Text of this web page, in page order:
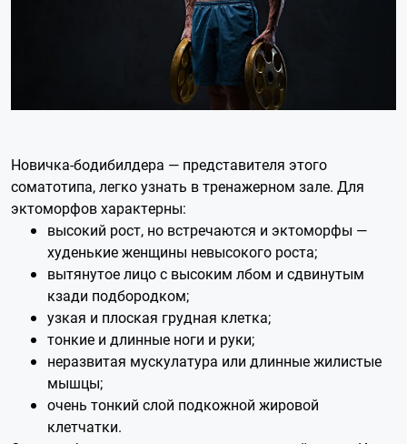
Новичка-бодибилдера — представителя этого
соматотипа, легко узнать в тренажерном зале. Для
эктоморфов характерны:
высокий рост, но встречаются и эктоморфы —
худенькие женщины невысокого роста;
вытянутое лицо с высоким лбом и сдвинутым
кзади подбородком;
узкая и плоская грудная клетка;
тонкие и длинные ноги и руки;
неразвитая мускулатура или длинные жилистые
мышцы;
очень тонкий слой подкожной жировой
клетчатки.